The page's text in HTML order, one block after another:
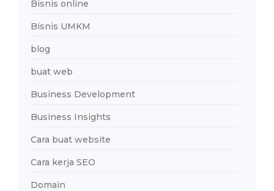
Bisnis online
Bisnis UMKM
blog
buat web
Business Development
Business Insights
Cara buat website
Cara kerja SEO
Domain